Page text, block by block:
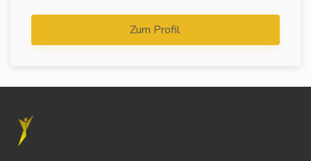
Zum Profil